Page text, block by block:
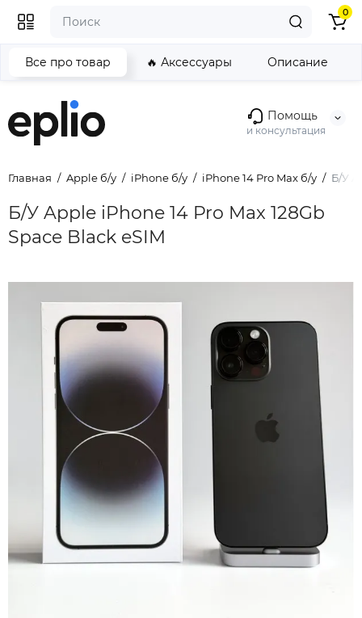
Помощь
и консультация
0
Главная Apple б/у iPhone б/у iPhone 14 Pro Max б/у Б/У
Б/У Apple iPhone 14 Pro Max 128Gb
Space Black eSIM
Все про товар 🔥 Аксессуары Описание